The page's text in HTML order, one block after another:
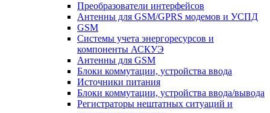
Преобразователи интерфейсов
Антенны для GSM/GPRS модемов и УСПД
GSM
Системы учета энергоресурсов и
компоненты АСКУЭ
Антенны для GSM
Блоки коммутации, устройства ввода
Источники питания
Блоки коммутации, устройства ввода/вывода
Регистраторы нештатных ситуаций и